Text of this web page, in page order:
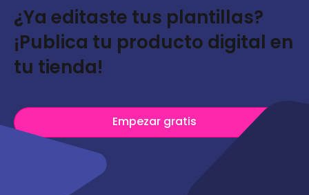
¿Ya editaste tus plantillas?
¡Publica tu producto digital en
tu tienda!
Empezar gratis